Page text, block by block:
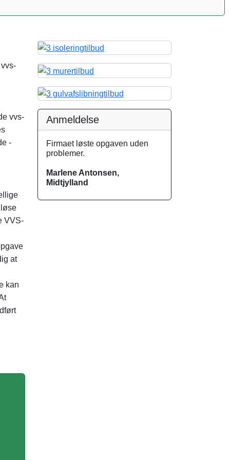
vvs-
-
VVS-
at
kan
Anmeldelse
Firmaet løste opgaven uden
problemer.
Marlene Antonsen,
Midtjylland